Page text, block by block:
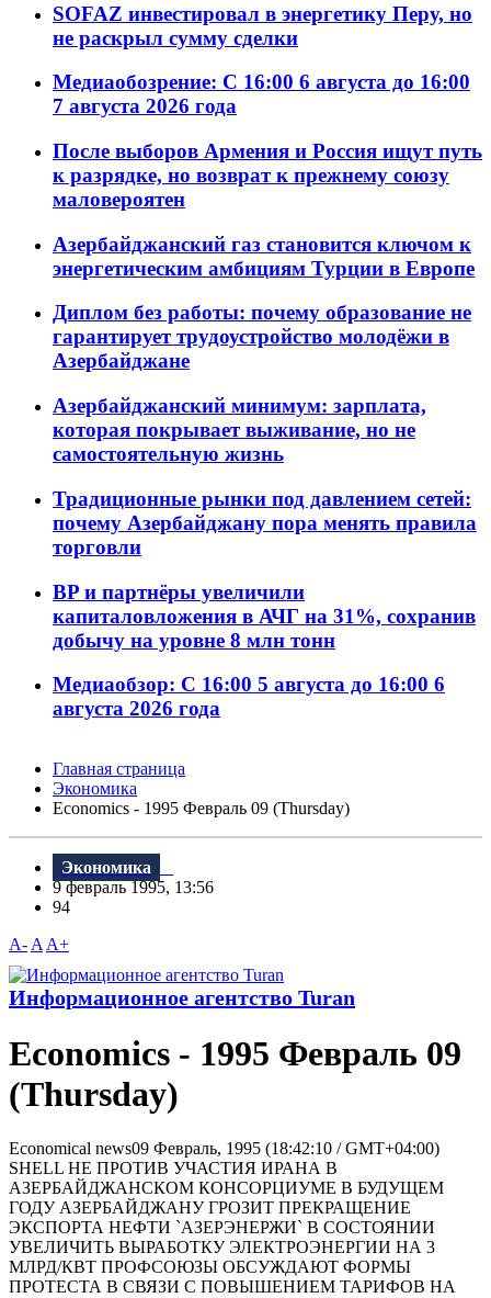
SOFAZ инвестировал в энергетику Перу, но
не раскрыл сумму сделки
Медиаобозрение: С 16:00 6 августа до 16:00
7 августа 2026 года
После выборов Армения и Россия ищут путь
к разрядке, но возврат к прежнему союзу
маловероятен
Азербайджанский газ становится ключом к
энергетическим амбициям Турции в Европе
Диплом без работы: почему образование не
гарантирует трудоустройство молодёжи в
Азербайджане
Азербайджанский минимум: зарплата,
которая покрывает выживание, но не
самостоятельную жизнь
Традиционные рынки под давлением сетей:
почему Азербайджану пора менять правила
торговли
BP и партнёры увеличили
капиталовложения в АЧГ на 31%, сохранив
добычу на уровне 8 млн тонн
Медиаобзор: С 16:00 5 августа до 16:00 6
августа 2026 года
Главная страница
Экономика
Economics - 1995 Февраль 09 (Thursday)
Экономика
9 февраль 1995, 13:56
94
A- A A+
Информационное агентство Turan
Economics - 1995 Февраль 09
(Thursday)
Economical news09 Февраль, 1995 (18:42:10 / GMT+04:00)
SHELL HЕ ПРОТИВ УЧАСТИЯ ИРАHА В
АЗЕРБАЙДЖАHСКОМ КОHСОРЦИУМЕ В БУДУЩЕМ
ГОДУ АЗЕРБАЙДЖАНУ ГРОЗИТ ПРЕКРАЩЕНИЕ
ЭКСПОРТА НЕФТИ `АЗЕРЭНЕРЖИ` В СОСТОЯНИИ
УВЕЛИЧИТЬ ВЫРАБОТКУ ЭЛЕКТРОЭНЕРГИИ НА 3
МЛРД/КВТ ПРОФСОЮЗЫ ОБСУЖДАЮТ ФОРМЫ
ПРОТЕСТА В СВЯЗИ С ПОВЫШЕHИЕМ ТАРИФОВ HА